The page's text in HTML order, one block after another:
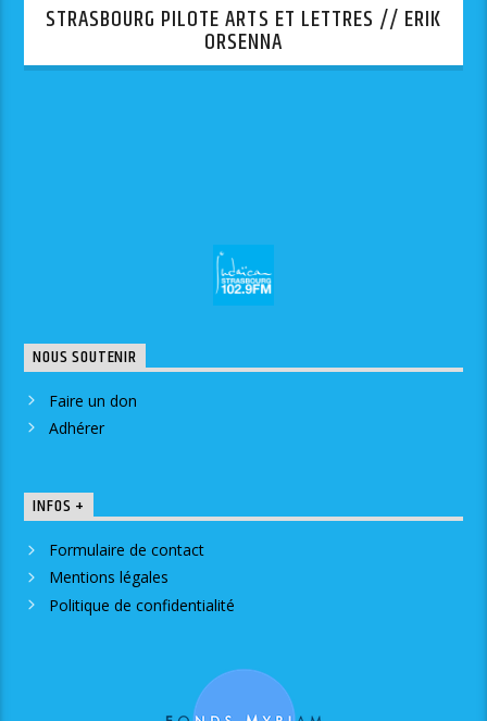
STRASBOURG PILOTE ARTS ET LETTRES // ERIK
ORSENNA
NOUS SOUTENIR
Faire un don
Adhérer
INFOS +
Formulaire de contact
Mentions légales
Politique de confidentialité